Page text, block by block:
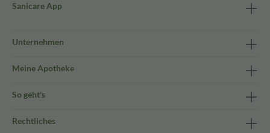
Sanicare App
Unternehmen
Meine Apotheke
So geht's
Rechtliches